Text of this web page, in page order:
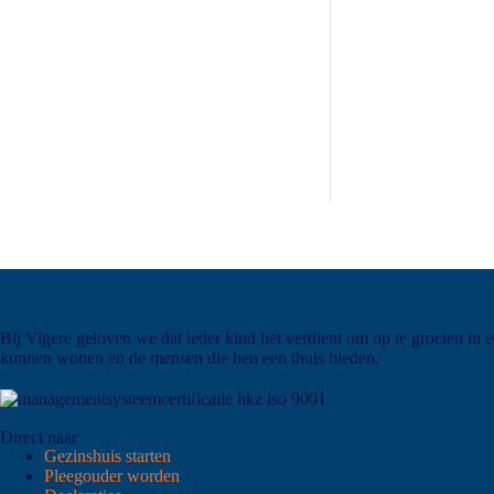
Bij Vigere geloven we dat ieder kind het verdient om op te groeien in
kunnen wonen én de mensen die hen een thuis bieden.
Direct naar
Gezinshuis starten
Pleegouder worden